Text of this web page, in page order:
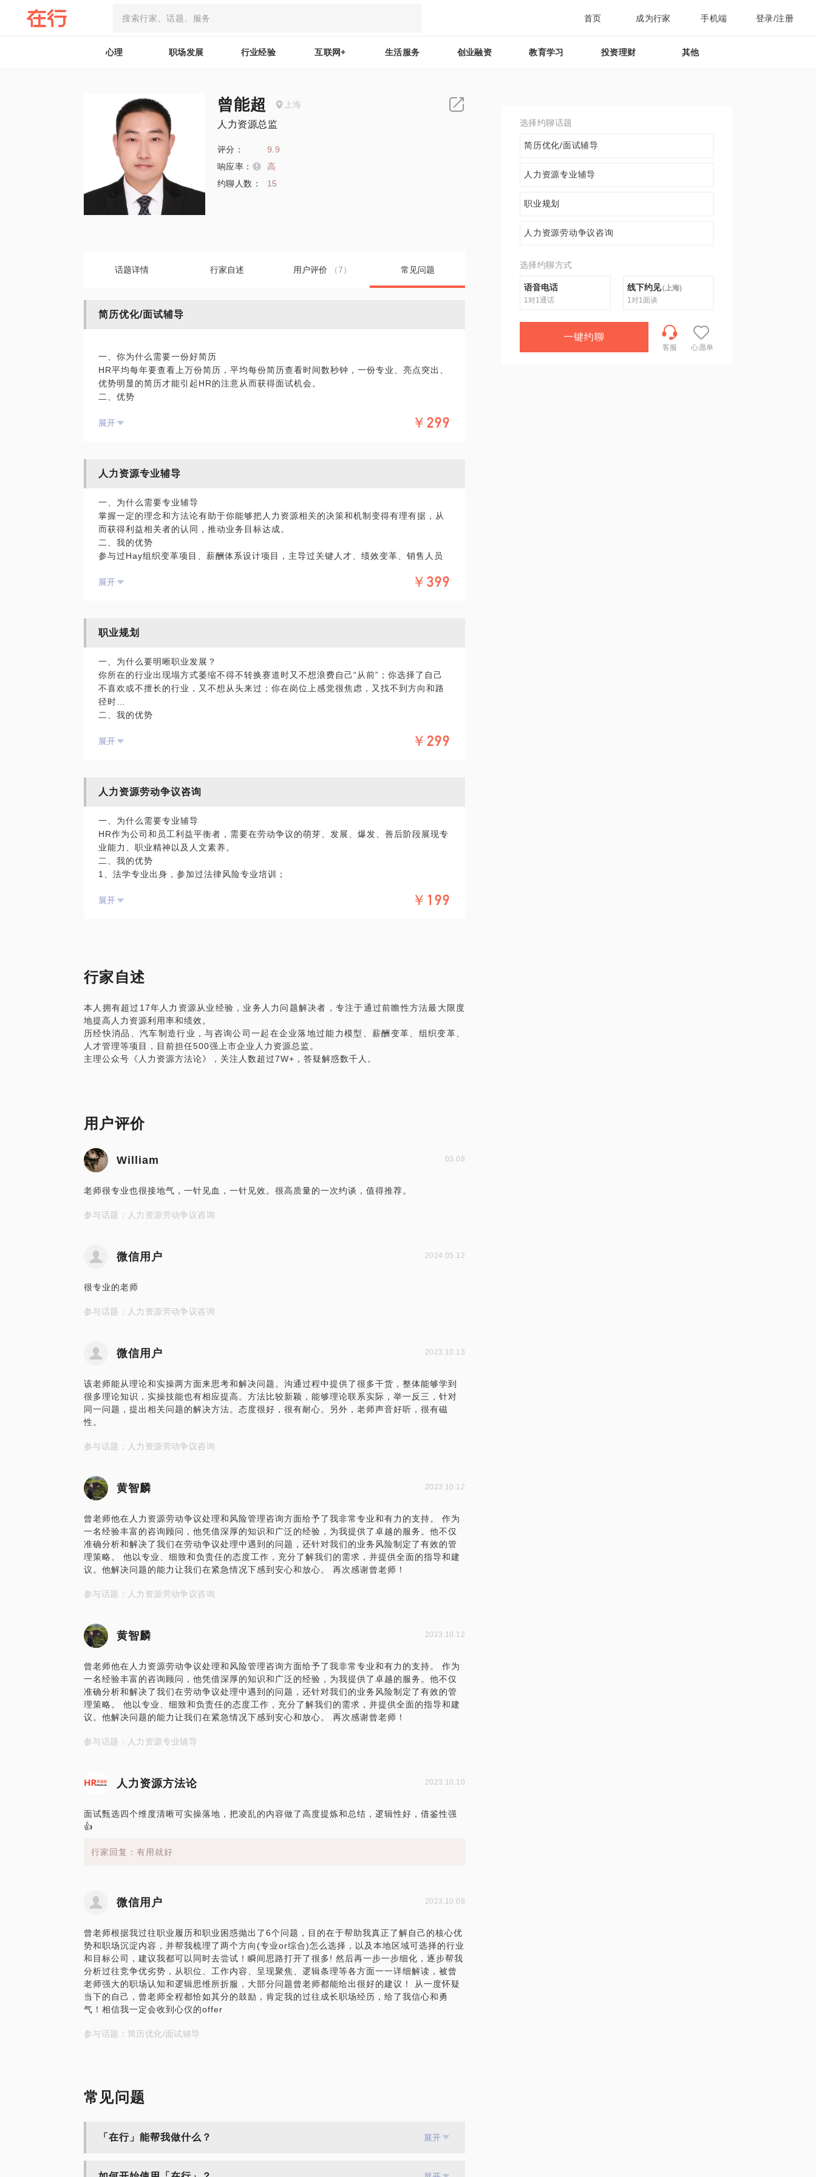
首页 成为行家 手机端 登录/注册
心理 职场发展 行业经验 互联网+ 生活服务 创业融资 教育学习 投资理财 其他
曾能超 上海
人力资源总监
评分：
9.9
响应率：
高
约聊人数：
15
话题详情 行家自述 用户评价 （7） 常见问题
简历优化/面试辅导
一、你为什么需要一份好简历
HR平均每年要查看上万份简历，平均每份简历查看时间数秒钟，一份专业、亮点突出、
优势明显的简历才能引起HR的注意从而获得面试机会。
二、优势
直到交付。
2、通过个性特质与优劣势内心真实对话，梳理最佳职业发展路径；
展开 ￥299
人力资源专业辅导
一、为什么需要专业辅导
掌握一定的理念和方法论有助于你能够把人力资源相关的决策和机制变得有理有据，从
而获得利益相关者的认同，推动业务目标达成。
二、我的优势
参与过Hay组织变革项目、薪酬体系设计项目，主导过关键人才、绩效变革、销售人员
三、辅导内容
2、手把手带教项目，根据企业实际情况个性化定制工具和方法。
展开 ￥399
职业规划
一、为什么要明晰职业发展？
你所在的行业出现塌方式萎缩不得不转换赛道时又不想浪费自己“从前”；你选择了自己
不喜欢或不擅长的行业，又不想从头来过；你在岗位上感觉很焦虑，又找不到方向和路
径时…
二、我的优势
3、辅导朋友、读者等近500余人解答职场困惑与难题，满意度95%以上。
展开 ￥299
人力资源劳动争议咨询
一、为什么需要专业辅导
HR作为公司和员工利益平衡者，需要在劳动争议的萌芽、发展、爆发、善后阶段展现专
业能力、职业精神以及人文素养。
二、我的优势
1、法学专业出身，参加过法律风险专业培训；
三、辅导内容
展开 ￥199
行家自述
本人拥有超过17年人力资源从业经验，业务人力问题解决者，专注于通过前瞻性方法最大限度
地提高人力资源利用率和绩效。
历经快消品、汽车制造行业，与咨询公司一起在企业落地过能力模型、薪酬变革、组织变革、
人才管理等项目，目前担任500强上市企业人力资源总监。
用户评价
William 03.08
老师很专业也很接地气，一针见血，一针见效。很高质量的一次约谈，值得推荐。
参与话题：人力资源劳动争议咨询
微信用户 2024.05.12
很专业的老师
参与话题：人力资源劳动争议咨询
微信用户 2023.10.13
该老师能从理论和实操两方面来思考和解决问题。沟通过程中提供了很多干货，整体能够学到
很多理论知识，实操技能也有相应提高。方法比较新颖，能够理论联系实际，举一反三，针对
同一问题，提出相关问题的解决方法。态度很好，很有耐心。另外，老师声音好听，很有磁
性。
参与话题：人力资源劳动争议咨询
黄智麟 2023.10.12
曾老师他在人力资源劳动争议处理和风险管理咨询方面给予了我非常专业和有力的支持。 作为
一名经验丰富的咨询顾问，他凭借深厚的知识和广泛的经验，为我提供了卓越的服务。他不仅
准确分析和解决了我们在劳动争议处理中遇到的问题，还针对我们的业务风险制定了有效的管
理策略。 他以专业、细致和负责任的态度工作，充分了解我们的需求，并提供全面的指导和建
议。他解决问题的能力让我们在紧急情况下感到安心和放心。 再次感谢曾老师！
参与话题：人力资源劳动争议咨询
黄智麟 2023.10.12
曾老师他在人力资源劳动争议处理和风险管理咨询方面给予了我非常专业和有力的支持。 作为
一名经验丰富的咨询顾问，他凭借深厚的知识和广泛的经验，为我提供了卓越的服务。他不仅
准确分析和解决了我们在劳动争议处理中遇到的问题，还针对我们的业务风险制定了有效的管
理策略。 他以专业、细致和负责任的态度工作，充分了解我们的需求，并提供全面的指导和建
议。他解决问题的能力让我们在紧急情况下感到安心和放心。 再次感谢曾老师！
参与话题：人力资源专业辅导
人力资源方法论 2023.10.10
面试甄选四个维度清晰可实操落地，把凌乱的内容做了高度提炼和总结，逻辑性好，借鉴性强
👍
行家回复：有用就好
微信用户 2023.10.08
曾老师根据我过往职业履历和职业困惑抛出了6个问题，目的在于帮助我真正了解自己的核心优
势和职场沉淀内容，并帮我梳理了两个方向(专业or综合)怎么选择，以及本地区域可选择的行业
和目标公司，建议我都可以同时去尝试！瞬间思路打开了很多! 然后再一步一步细化，逐步帮我
分析过往竞争优劣势，从职位、工作内容、呈现聚焦、逻辑条理等各方面一一详细解读，被曾
老师强大的职场认知和逻辑思维所折服，大部分问题曾老师都能给出很好的建议！ 从一度怀疑
当下的自己，曾老师全程都恰如其分的鼓励，肯定我的过往成长职场经历，给了我信心和勇
气！相信我一定会收到心仪的offer
参与话题：简历优化/面试辅导
常见问题
「在行」能帮我做什么？ 展开
选择约聊话题
简历优化/面试辅导
人力资源专业辅导
职业规划
人力资源劳动争议咨询
选择约聊方式
语音电话
1对1通话
线下约见(上海)
1对1面谈
一键约聊
客服 心愿单